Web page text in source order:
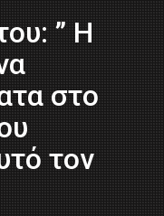
” Η
στο
τον